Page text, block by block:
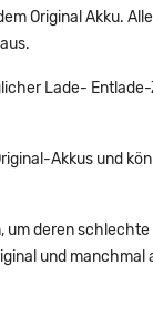
Original Akku.
Lade-
Akkus und
um deren
und